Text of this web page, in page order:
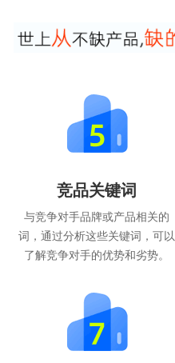
竞品关键词
与竞争对手品牌或产品相关的
词，通过分析这些关键词，可以
了解竞争对手的优势和劣势。